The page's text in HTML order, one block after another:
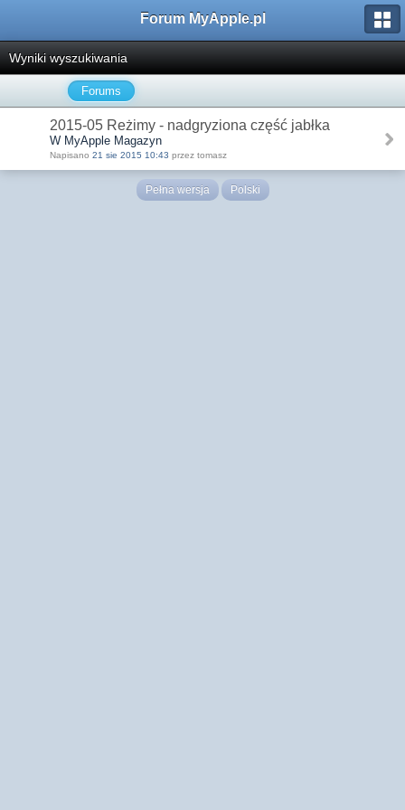
Forum MyApple.pl
Wyniki wyszukiwania
Forums
2015-05 Reżimy - nadgryziona część jabłka
W MyApple Magazyn
Napisano 21 sie 2015 10:43 przez tomasz
Pełna wersja Polski